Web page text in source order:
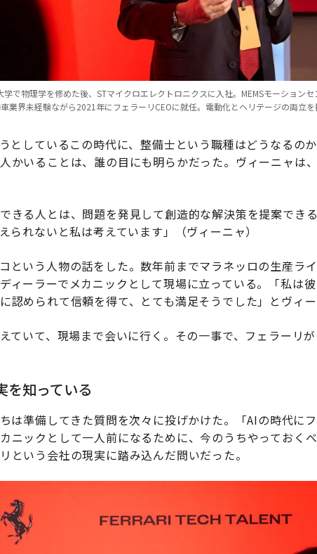
で物理学を修めた後、STマイクロエレクトロニクスに入社。MEMSモーション
業界未経験ながら2021年にフェラーリCEOに就任。電動化とヘリテージの両立を
としているこの時代に、整備士という職種はどうなるの
かいることは、誰の目にも明らかだった。ヴィーニャは
きる人とは、問題を発見して創造的な解決策を提案でき
られないと私は考えています」（ヴィーニャ）
という人物の話をした。数年前までマラネッロの生産ラ
ィーラーでメカニックとして現場に立っている。「私は
認められて信頼を得て、とても満足そうでした」とヴィー
ていて、現場まで会いに行く。その一事で、フェラーリ
を知っている
は準備してきた質問を次々に投げかけた。「AIの時代に
ニックとして一人前になるために、今のうちやっておく
という会社の現実に踏み込んだ問いだった。